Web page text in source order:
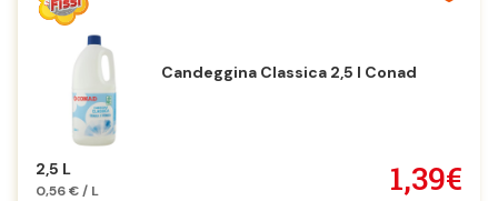
Candeggina Classica 2,5 l Conad
2,5 L
0,56 € / L 1,39€